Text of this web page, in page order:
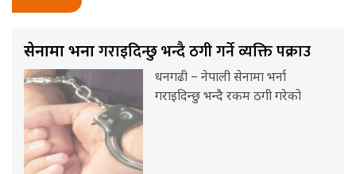
सेनामा भर्नागराइदिन्छु भन्दै ठगी गर्ने व्यक्ति पक्राउ
धनगढी – नेपाली सेनामा भर्ना
गराइदिन्छु भन्दै रकम ठगी गरेको